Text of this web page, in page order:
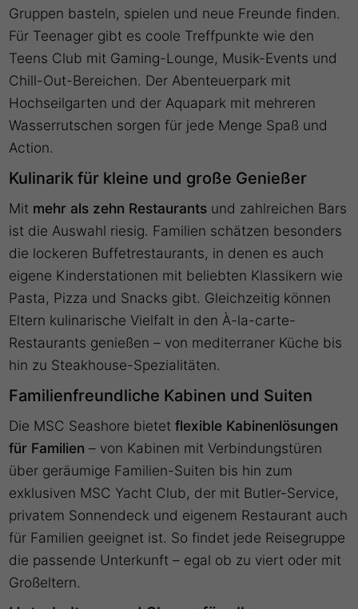
Gruppen basteln, spielen und neue Freunde finden.
Für Teenager gibt es coole Treffpunkte wie den
Teens Club mit Gaming-Lounge, Musik-Events und
Chill-Out-Bereichen. Der Abenteuerpark mit
Hochseilgarten und der Aquapark mit mehreren
Wasserrutschen sorgen für jede Menge Spaß und
Action.
Kulinarik für kleine und große Genießer
Mit mehr als zehn Restaurants und zahlreichen Bars
ist die Auswahl riesig. Familien schätzen besonders
die lockeren Buffetrestaurants, in denen es auch
eigene Kinderstationen mit beliebten Klassikern wie
Pasta, Pizza und Snacks gibt. Gleichzeitig können
Eltern kulinarische Vielfalt in den À-la-carte-
Restaurants genießen – von mediterraner Küche bis
hin zu Steakhouse-Spezialitäten.
Familienfreundliche Kabinen und Suiten
Die MSC Seashore bietetflexible Kabinenlösungen
für Familien – von Kabinen mit Verbindungstüren
über geräumige Familien-Suiten bis hin zum
exklusiven MSC Yacht Club, der mit Butler-Service,
privatem Sonnendeck und eigenem Restaurant auch
für Familien geeignet ist. So findet jede Reisegruppe
die passende Unterkunft – egal ob zu viert oder mit
Großeltern.